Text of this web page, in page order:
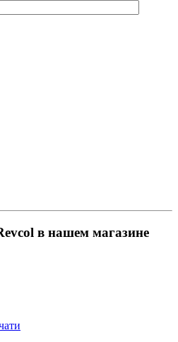
в нашем магазине